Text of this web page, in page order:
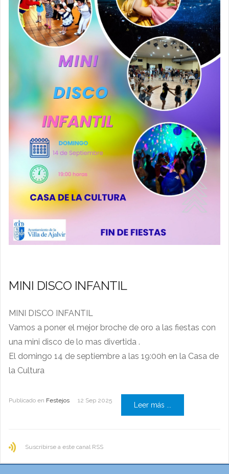
MINI DISCO INFANTIL
MINI DISCO INFANTIL
Vamos a poner el mejor broche de oro a las fiestas con
una mini disco de lo mas divertida .
El domingo 14 de septiembre a las 19:00h en la Casa de
la Cultura
Publicado en Festejos 12 Sep 2025
Leer más ...
Suscribirse a este canal RSS